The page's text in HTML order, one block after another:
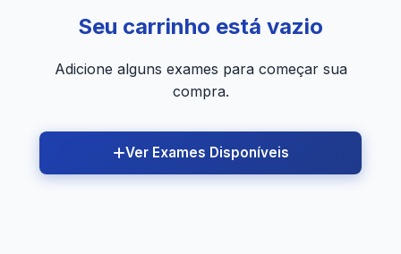
Seu carrinho está vazio
Adicione alguns exames para começar sua
compra.
Ver Exames Disponíveis